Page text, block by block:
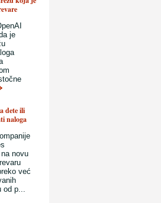
je
dete ili
naloga
novu
već
od p...